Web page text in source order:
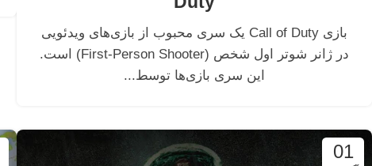
بازی Call of Duty یک سری محبوب از بازی‌های ویدئویی
در ژانر شوتر اول شخص (First-Person Shooter) است.
این سری بازی‌ها توسط...
01